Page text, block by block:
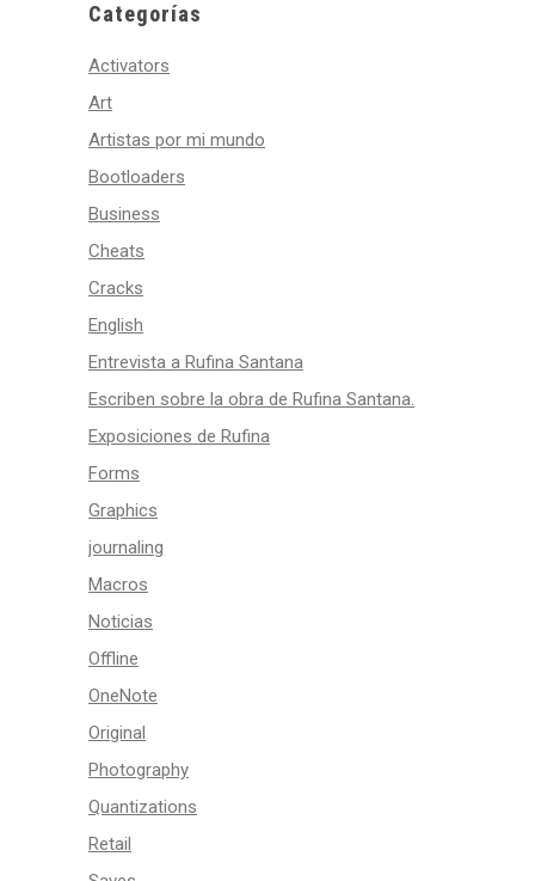
Categorías
Activators
Art
Artistas por mi mundo
Bootloaders
Business
Cheats
Cracks
English
Entrevista a Rufina Santana
Escriben sobre la obra de Rufina Santana.
Exposiciones de Rufina
Forms
Graphics
journaling
Macros
Noticias
Offline
OneNote
Original
Photography
Quantizations
Retail